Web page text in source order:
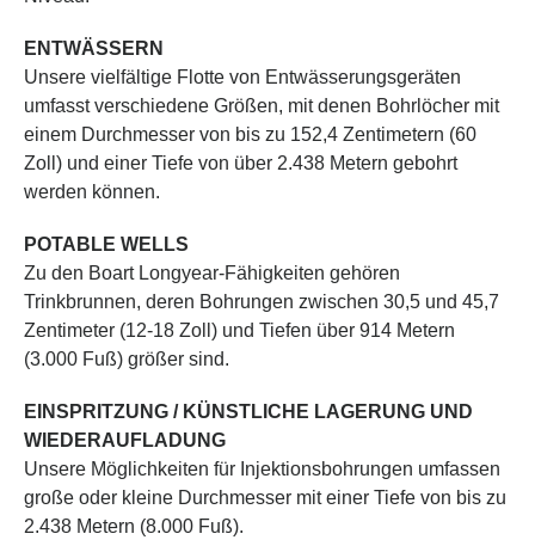
ENTWÄSSERN
Unsere vielfältige Flotte von Entwässerungsgeräten
umfasst verschiedene Größen, mit denen Bohrlöcher mit
einem Durchmesser von bis zu 152,4 Zentimetern (60
Zoll) und einer Tiefe von über 2.438 Metern gebohrt
werden können.
POTABLE WELLS
Zu den Boart Longyear-Fähigkeiten gehören
Trinkbrunnen, deren Bohrungen zwischen 30,5 und 45,7
Zentimeter (12-18 Zoll) und Tiefen über 914 Metern
(3.000 Fuß) größer sind.
EINSPRITZUNG / KÜNSTLICHE LAGERUNG UND
WIEDERAUFLADUNG
Unsere Möglichkeiten für Injektionsbohrungen umfassen
große oder kleine Durchmesser mit einer Tiefe von bis zu
2.438 Metern (8.000 Fuß).